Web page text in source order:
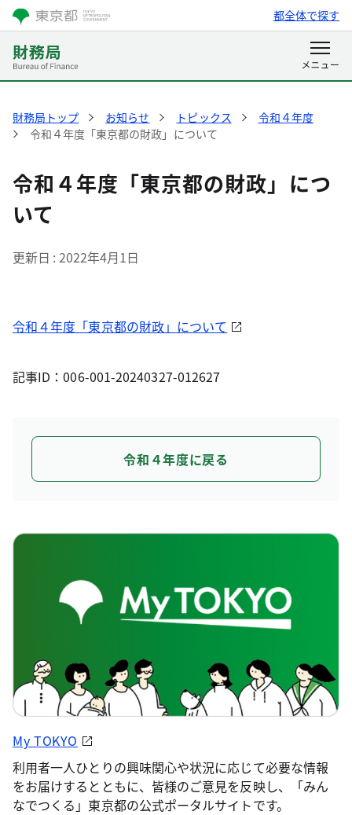
都全体で探す
財務局トップ お知らせ トピックス
令和４年度
令和４年度「東京都の財政」について
令和４年度「東京都の財政」につ
いて
更新日 2022年4月1日
令和４年度「東京都の財政」について
記事ID：006-001-20240327-012627
令和４年度に戻る
My TOKYO
利用者一人ひとりの興味関心や状況に応じて必要な情報
をお届けするとともに、皆様のご意見を反映し、「みん
なでつくる」東京都の公式ポータルサイトです。